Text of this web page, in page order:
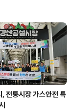
촉진을 위한 제도 개
“안전한 생태계를
, 전통시장 가스안전 특